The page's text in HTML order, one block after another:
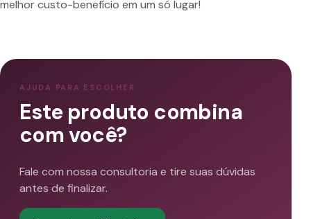
melhor custo-benefício em um só lugar!
AJUDA PARA ESCOLHER
Este produto combina
com você?
Fale com nossa consultoria e tire suas dúvidas
antes de finalizar.